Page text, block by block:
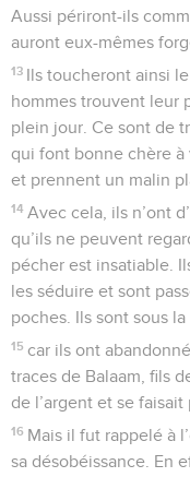
Aussi périront-ils
auront eux-mêmes
13 Ils toucheront ainsi
hommes trouvent leur
plein jour. Ce sont de
qui font bonne chère à
et prennent un malin
14 Avec cela, ils n’ont
qu’ils ne peuvent
pécher est insatiable.
les séduire et sont
poches. Ils sont sous
15 car ils ont
traces de Balaam, fils
de l’argent et se
16 Mais il fut rappelé à
sa désobéissance. En